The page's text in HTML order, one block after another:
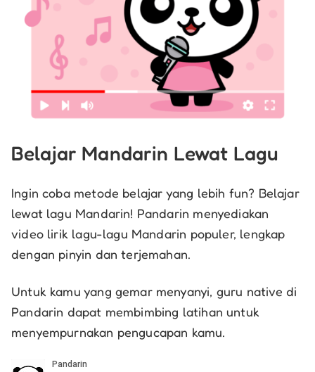
Belajar Mandarin Lewat Lagu
Ingin coba metode belajar yang lebih fun? Belajar
lewat lagu Mandarin! Pandarin menyediakan
video lirik lagu-lagu Mandarin populer, lengkap
dengan pinyin dan terjemahan.
Untuk kamu yang gemar menyanyi, guru native di
Pandarin dapat membimbing latihan untuk
menyempurnakan pengucapan kamu.